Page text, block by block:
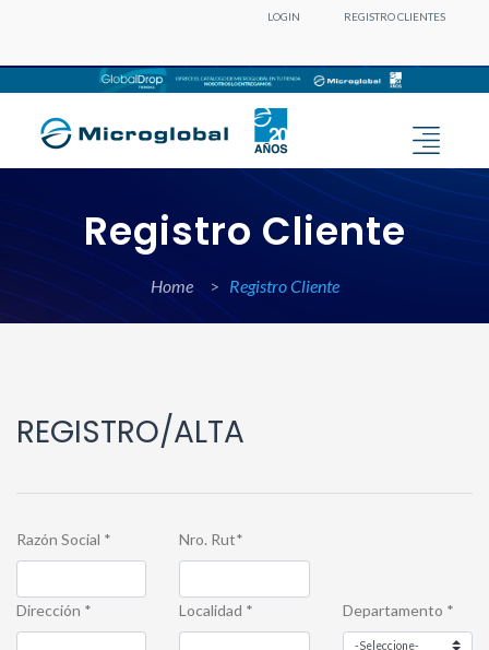
REGISTRO CLIENTES
LOGIN
Registro Cliente
Home> Registro Cliente
REGISTRO/ALTA
Razón Social * Nro. Rut*
Dirección * Localidad * Departamento *